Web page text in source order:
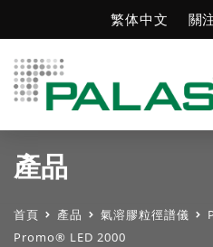
繁体中文 關
產品
首頁 產品 氣溶膠粒徑譜儀
Promo® LED 2000